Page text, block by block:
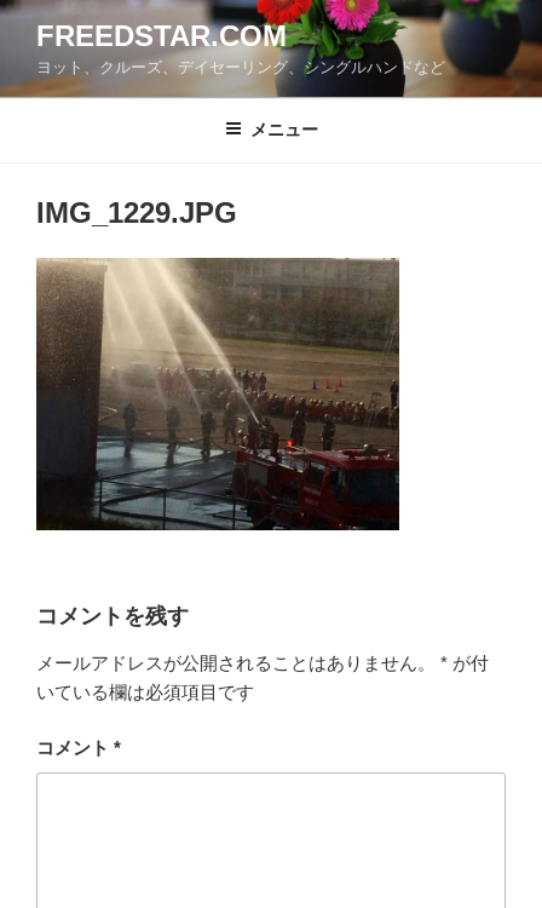
コ
ン
FREEDSTAR.COM
ヨット、クルーズ、デイセーリング、シングルハンドなど
メニュー
IMG_1229.JPG
コメントを残す
メールアドレスが公開されることはありません。 * が付
いている欄は必須項目です
コメント *